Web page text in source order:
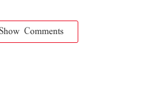
Show Comments